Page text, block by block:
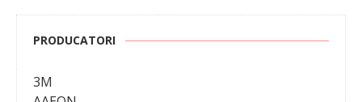
PRODUCATORI
3M